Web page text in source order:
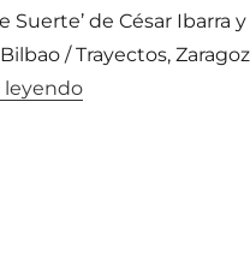
Suerte’ de César Ibarra y
/ Trayectos,
leyendo«Gira SóloDos